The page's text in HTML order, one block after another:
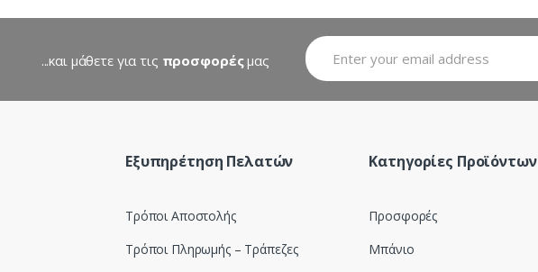
...και μάθετε για τις προσφορέςμας
Εξυπηρέτηση Πελατών
Τρόποι Αποστολής
Τρόποι Πληρωμής – Τράπεζες
Κατηγορίες Προϊόντων
Προσφορές
Μπάνιο